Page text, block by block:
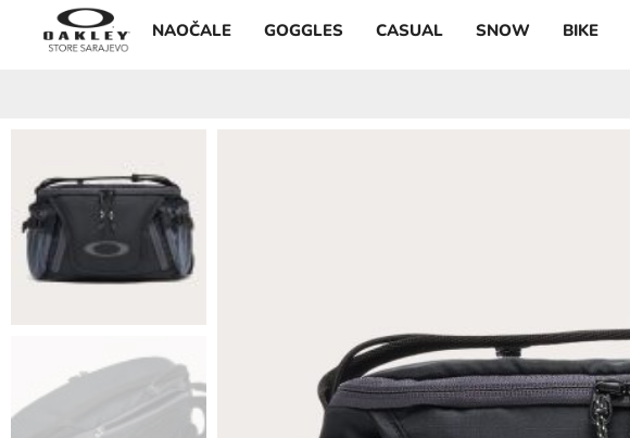
NAOČALE GOGGLES CASUAL SNOW BIKE